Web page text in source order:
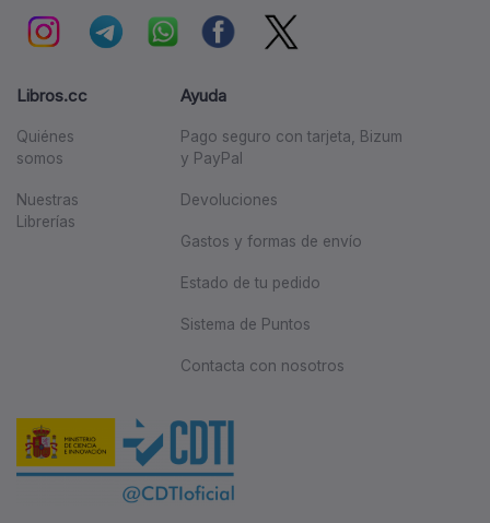
Libros.cc
Quiénes
somos
Nuestras
Librerías
Ayuda
Pago seguro con tarjeta, Bizum
y PayPal
Devoluciones
Gastos y formas de envío
Estado de tu pedido
Sistema de Puntos
Contacta con nosotros